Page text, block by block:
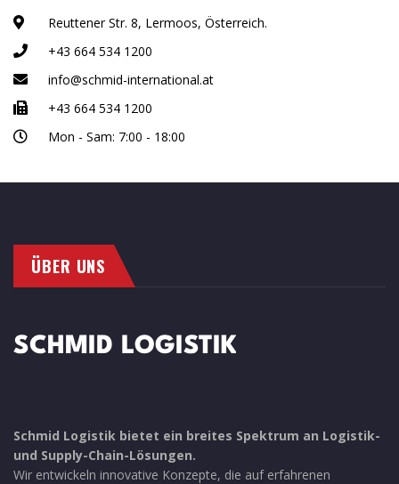
Reuttener Str. 8, Lermoos, Österreich.
+43 664 534 1200
info@schmid-international.at
+43 664 534 1200
Mon - Sam: 7:00 - 18:00
ÜBER UNS
Schmid Logistik bietet ein breites Spektrum an Logistik-
und Supply-Chain-Lösungen.
Wir entwickeln innovative Konzepte, die auf erfahrenen